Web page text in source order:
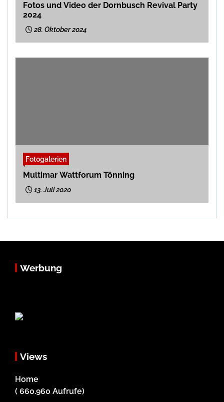
Fotos und Video der Dornbusch Revival Party
2024
28. Oktober 2024
Fotogalerien
Multimar Wattforum Tönning
13. Juli 2020
Werbung
Views
Home
( 660.960 Aufrufe)